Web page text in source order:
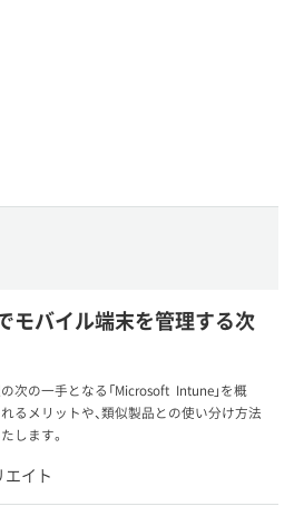
バイル端末を管理する次
次の一手となる「Microsoft Intune」を概
るメリットや、類似製品との使い分け方法
します。
エイト